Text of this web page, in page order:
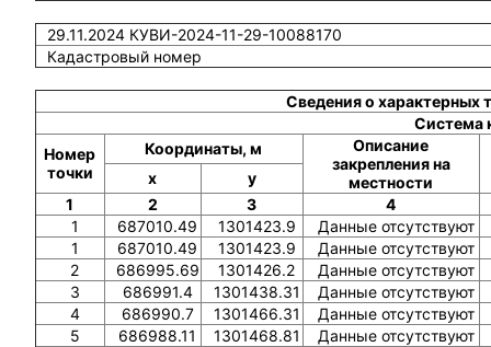
29.11.2024 КУВИ-2024-11-29-10088170
Кадастровый номер
Сведения о характерных
Система
Номер
точки
Координаты, м
Описание
закрепления на
местности
x
y
1
2 3
4
1
687010.49 1301423.9
Данные отсутствуют
1
687010.49 1301423.9
Данные отсутствуют
2
686995.69 1301426.2
Данные отсутствуют
3
686991.4 1301438.31
Данные отсутствуют
4
686990.7 1301466.31
Данные отсутствуют
5
686988.11 1301468.81
Данные отсутствуют